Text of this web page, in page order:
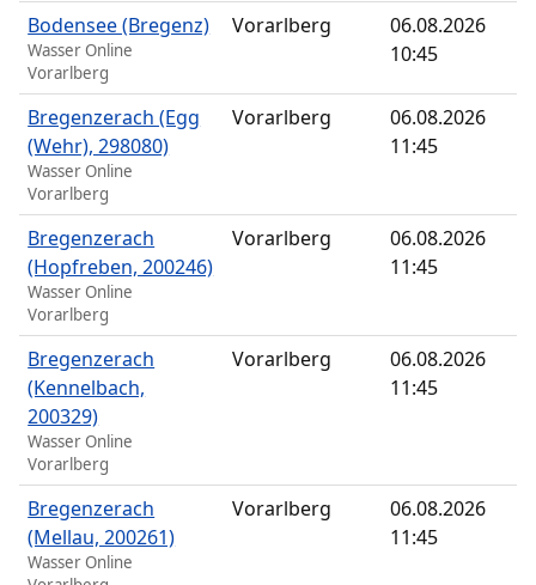
Bodensee (Bregenz)
Wasser Online
Vorarlberg
Vorarlberg
06.08.2026
10:45
Bregenzerach (Egg
(Wehr), 298080)
Wasser Online
Vorarlberg
Vorarlberg
06.08.2026
11:45
Bregenzerach
(Hopfreben, 200246)
Wasser Online
Vorarlberg
Vorarlberg
06.08.2026
11:45
Bregenzerach
(Kennelbach,
200329)
Wasser Online
Vorarlberg
Vorarlberg
06.08.2026
11:45
Bregenzerach
(Mellau, 200261)
Wasser Online
Vorarlberg
06.08.2026
11:45